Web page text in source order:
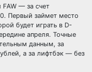
— за счет
Первый займет место
будет играть в D-
апреля. Точные
данным, за
а за лифтбэк — без